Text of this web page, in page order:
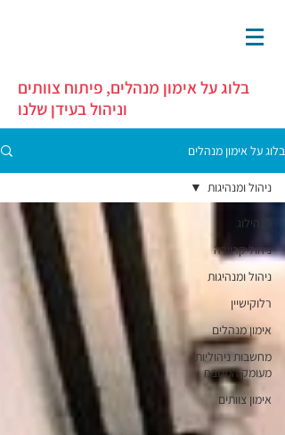
בלוג על אימון מנהלים, פיתוח צוותים
וניהול בעידן שלנו
בלוג על אימון מנהלים
מנהילוג
ניהול קריירה
ניהול ומנהיגות
רלוקישיין
אימון מנהלים
מחשבות ניהוליות
מעומק המטבח
אימון צוותים
ניהול ומנהיגות